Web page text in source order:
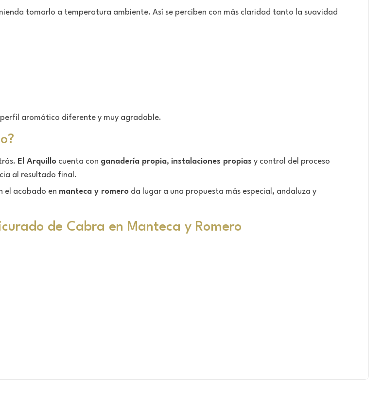
tomarlo a temperatura ambiente. Así se perciben con más claridad tanto la suavidad
aromático diferente y muy agradable.
El Arquillo cuenta con ganadería propia, instalaciones propias y control del proceso
al resultado final.
el acabado en manteca y romero da lugar a una propuesta más especial, andaluza y
de Cabra en Manteca y Romero